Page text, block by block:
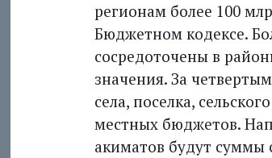
регионам более 100
Бюджетном кодексе.
сосредоточены в
значения. За
села, поселка,
местных бюджетов.
акиматов будут суммы